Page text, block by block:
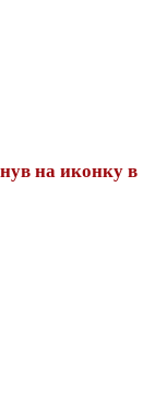
на иконку в